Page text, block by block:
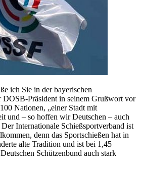
ich Sie in der bayerischen
DOSB-Präsident in seinem Grußwort vor
Nationen, „einer Stadt mit
und – so hoffen wir Deutschen – auch
Internationale Schießsportverband ist
denn das Sportschießen hat in
alte Tradition und ist bei 1,45
Schützenbund auch stark